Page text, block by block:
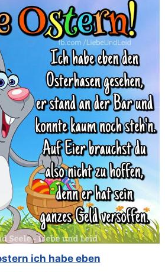
ich habe eben